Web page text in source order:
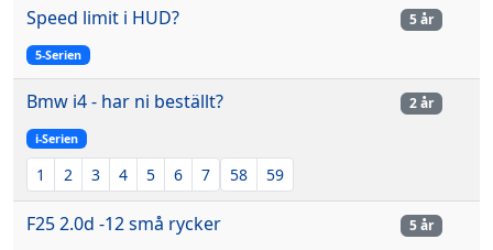
Speed limit i HUD?
5-Serien
5 år
Bmw i4 - har ni beställt?
i-Serien
1 2 3 4 5 6 7 58 59
2 år
F25 2.0d -12 små rycker 5 år